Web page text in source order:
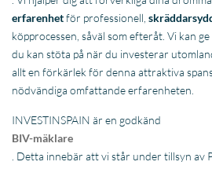
Estate Agents och därför åtnjuter du
i Spanien. De som etablerar
omfattas av
erkänd, ägnar sig åt olaglig verksamhet. I
detta obligatoriska erkännande och vem
mäklare, med alla de konsekvenser som
5 viktiga fördelar med en BIV-